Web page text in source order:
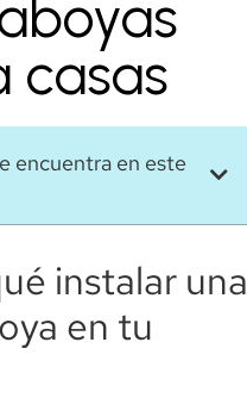
casas
instalar una
en tu
encuentra en este